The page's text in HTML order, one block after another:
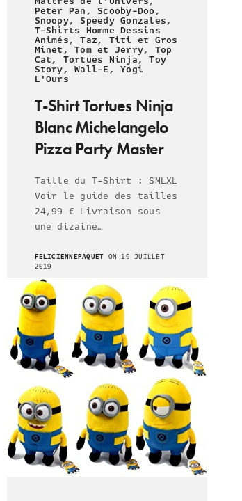
Peter Pan,Scooby-Doo,
Snoopy,Speedy Gonzales,
T-Shirts Homme Dessins
Animés,Taz, Titi et Gros
Minet,Tom et Jerry, Top
Cat, Tortues Ninja,Toy
Story,Wall-E,Yogi
L'Ours
T-Shirt Tortues Ninja
Blanc Michelangelo
Pizza Party Master
Taille du T-Shirt : SMLXL
Voir le guide des tailles
24,99 € Livraison sous
une dizaine…
FELICIENNEPAQUET ON 19 JUILLET
2019